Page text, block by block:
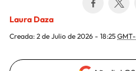
Laura Daza
Creada: 2 de Julio de 2026 - 18:25